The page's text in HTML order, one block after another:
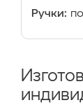
Ручки: